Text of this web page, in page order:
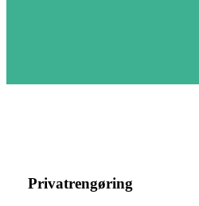
Privatrengøring